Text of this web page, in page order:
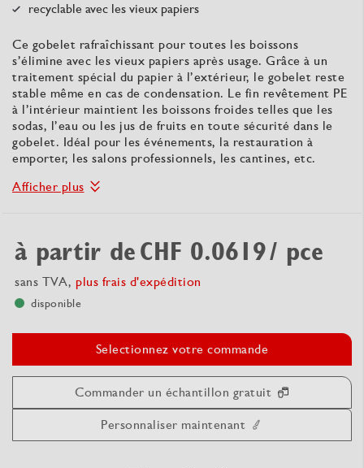
recyclable avec les vieux papiers
Ce gobelet rafraîchissant pour toutes les boissons
s’élimine avec les vieux papiers après usage. Grâce à un
traitement spécial du papier à l’extérieur, le gobelet reste
stable même en cas de condensation. Le fin revêtement PE
à l’intérieur maintient les boissons froides telles que les
sodas, l’eau ou les jus de fruits en toute sécurité dans le
gobelet. Idéal pour les événements, la restauration à
emporter, les salons professionnels, les cantines, etc.
Afficher plus
à partir deCHF 0.0619/ pce
sans TVA, plus frais d'expédition
disponible
Selectionnez votre commande
Commander un échantillon gratuit
Personnaliser maintenant